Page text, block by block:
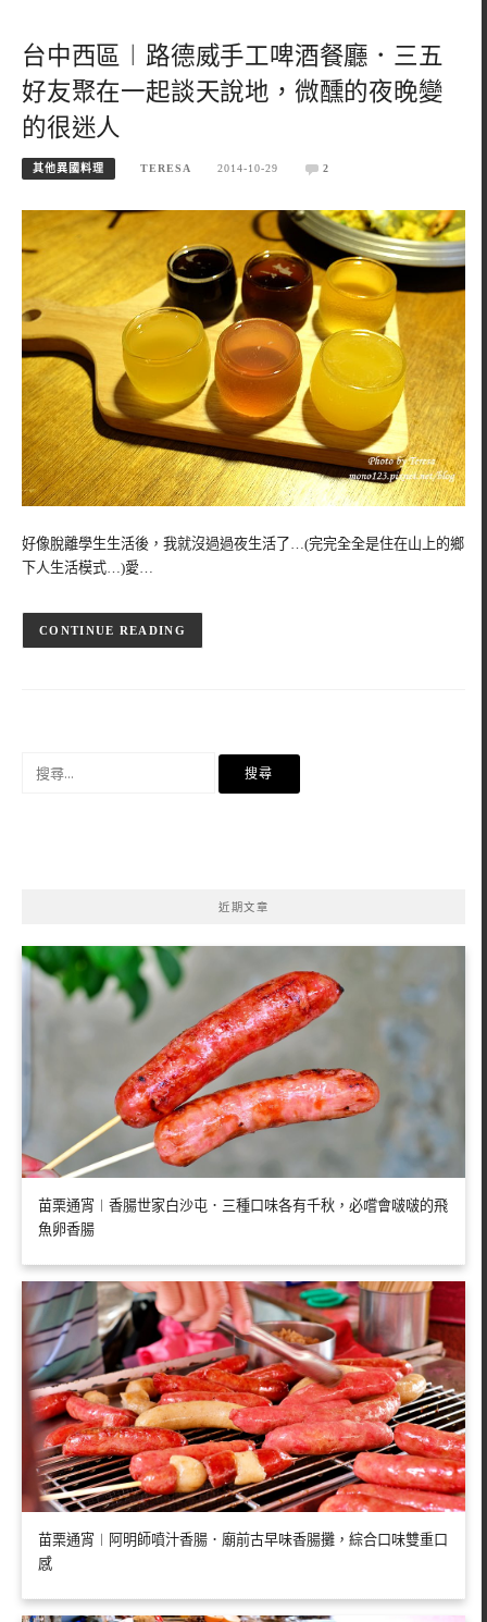
台中西區︱路德威手工啤酒餐廳．三五
好友聚在一起談天說地，微醺的夜晚變
的很迷人
其他異國料理 TERESA 2014-10-29 2
好像脫離學生生活後，我就沒過過夜生活了…(完完全全是住在山上的鄉
下人生活模式…)愛…
CONTINUE READING
近期文章
苗栗通宵︱香腸世家白沙屯．三種口味各有千秋，必嚐會啵啵的飛
魚卵香腸
苗栗通宵︱阿明師噴汁香腸．廟前古早味香腸攤，綜合口味雙重口
感